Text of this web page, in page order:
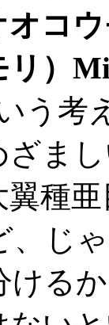
コ
）
う考
ま
種
、じ
る